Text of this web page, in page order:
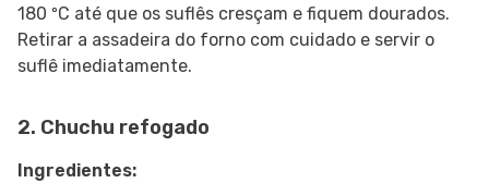
180 ºC até que os suflês cresçam e fiquem dourados.
Retirar a assadeira do forno com cuidado e servir o
suflê imediatamente.
2. Chuchu refogado
Ingredientes: